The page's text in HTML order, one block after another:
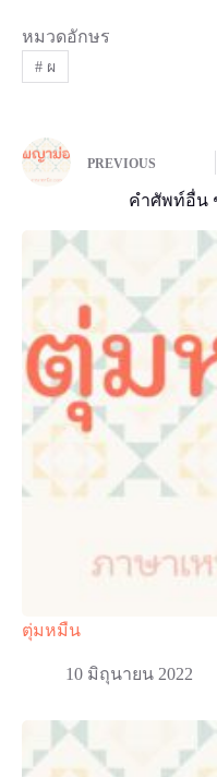
หมวดอักษร
#ผ
PREVIOUS
คำศัพท์อื่น
ตุ่มหมืน
10 มิถุนายน 2022